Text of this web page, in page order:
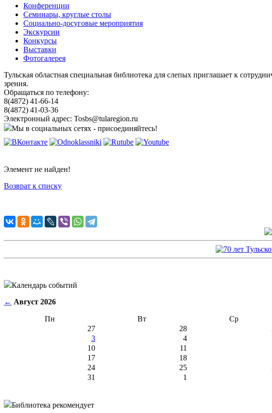
Конференции
Семинары, круглые столы
Социально-досуговые мероприятия
Экскурсии
Конкурсы
Выставки
Фотогалерея
Тульская областная специальная библиотека для слепых приглашает к
зрения.
Обращаться по телефону:
8(4872) 41-66-14
8(4872) 41-03-36
Электронный адрес: Tosbs@tularegion.ru
Мы в социальных сетях - присоединяйтесь!
Элемент не найден!
Возврат к списку
Календарь событий
← Август 2026
Пн Вт Ср
27
28
3
4
10
11
17
18
24
25
31
1
Библиотека рекомендует